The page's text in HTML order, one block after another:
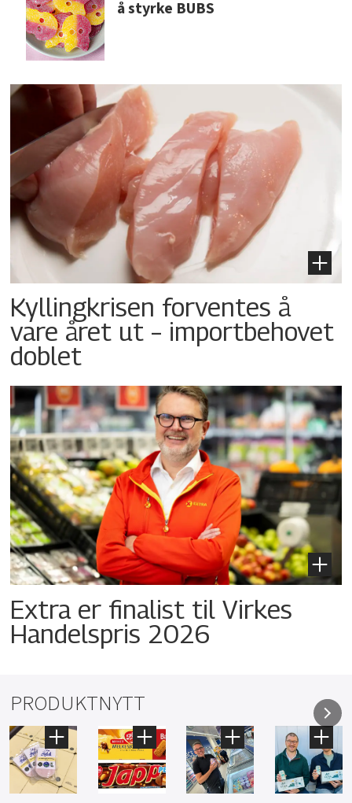
å styrke BUBS
Kyllingkrisen forventes å
vare året ut – importbehovet
doblet
Extra er finalist til Virkes
Handelspris 2026
PRODUKTNYTT